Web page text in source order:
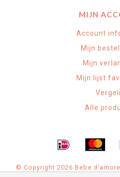
MIJN
Account
Mijn
Mijn
Mijn lijst
Alle
© Copyright 2026 Bebe